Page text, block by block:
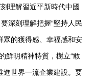
理解習近平新時代中國
深刻理解把握“堅持人民
眾的獲得感、幸福感和安
鮮明精神特質，樹立“敢
進世界一流企業建設。要